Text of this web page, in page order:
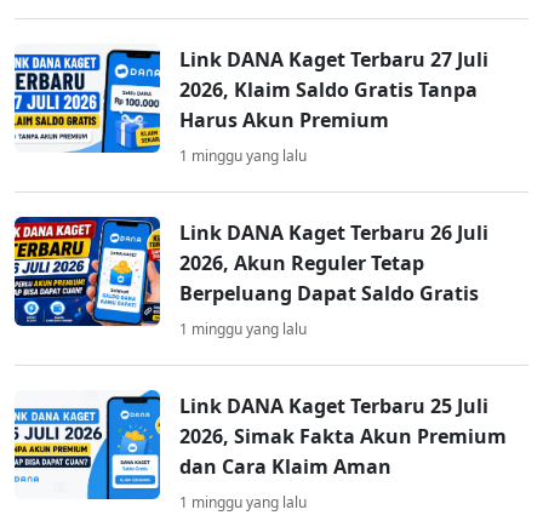
Link DANA Kaget Terbaru 27 Juli
2026, Klaim Saldo Gratis Tanpa
Harus Akun Premium
1 minggu yang lalu
Link DANA Kaget Terbaru 26 Juli
2026, Akun Reguler Tetap
Berpeluang Dapat Saldo Gratis
1 minggu yang lalu
Link DANA Kaget Terbaru 25 Juli
2026, Simak Fakta Akun Premium
dan Cara Klaim Aman
1 minggu yang lalu